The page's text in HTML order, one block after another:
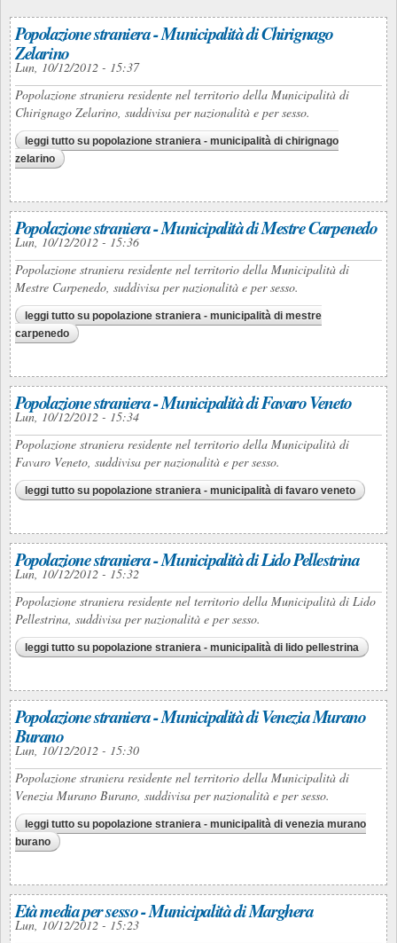
Popolazione straniera - Municipalità di Chirignago
Zelarino
Lun, 10/12/2012 - 15:37
Popolazione straniera residente nel territorio della Municipalità di
Chirignago Zelarino, suddivisa per nazionalità e per sesso.
leggi tutto su popolazione straniera - municipalità di chirignago
zelarino
Popolazione straniera - Municipalità di Mestre Carpenedo
Lun, 10/12/2012 - 15:36
Popolazione straniera residente nel territorio della Municipalità di
Mestre Carpenedo, suddivisa per nazionalità e per sesso.
leggi tutto su popolazione straniera - municipalità di mestre
carpenedo
Popolazione straniera - Municipalità di Favaro Veneto
Lun, 10/12/2012 - 15:34
Popolazione straniera residente nel territorio della Municipalità di
Favaro Veneto, suddivisa per nazionalità e per sesso.
leggi tutto su popolazione straniera - municipalità di favaro veneto
Popolazione straniera - Municipalità di Lido Pellestrina
Lun, 10/12/2012 - 15:32
Popolazione straniera residente nel territorio della Municipalità di Lido
Pellestrina, suddivisa per nazionalità e per sesso.
leggi tutto su popolazione straniera - municipalità di lido pellestrina
Popolazione straniera - Municipalità di Venezia Murano
Burano
Lun, 10/12/2012 - 15:30
Popolazione straniera residente nel territorio della Municipalità di
Venezia Murano Burano, suddivisa per nazionalità e per sesso.
leggi tutto su popolazione straniera - municipalità di venezia murano
burano
Età media per sesso - Municipalità di Marghera
Lun, 10/12/2012 - 15:23